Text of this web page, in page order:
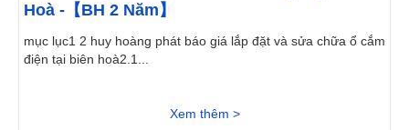
Hoà -【BH 2 Năm】
mục lục1 2 huy hoàng phát báo giá lắp đặt và sửa chữa ổ cắm
điện tại biên hoà2.1...
Xem thêm >